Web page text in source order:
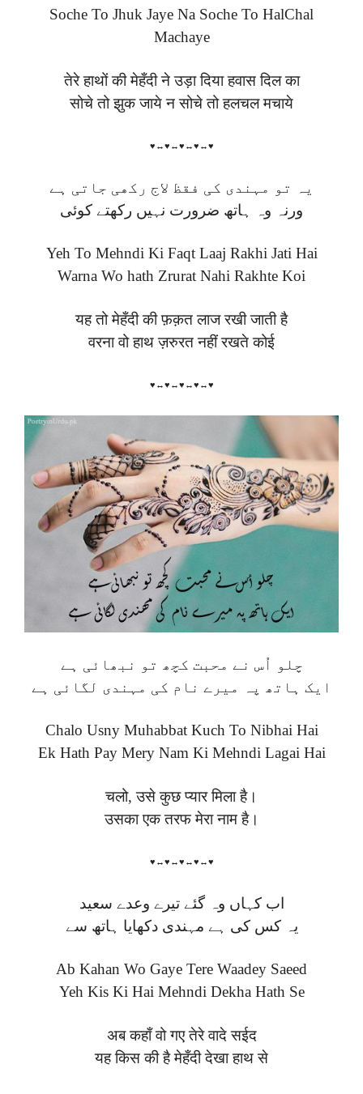
Soche To Jhuk Jaye Na Soche To HalChal
Machaye
तेरे हाथों की मेहँदी ने उड़ा दिया हवास दिल का
सोचे तो झुक जाये न सोचे तो हलचल मचाये
♥↔♥↔♥↔♥↔♥
یہ تو مہندی کی فقظ لاج رکھی جاتی ہے
ورنہ وہ ہاتھ ضرورت نہیں رکھتے کوئی
Yeh To Mehndi Ki Faqt Laaj Rakhi Jati Hai
Warna Wo hath Zrurat Nahi Rakhte Koi
यह तो मेहँदी की फ़क़त लाज रखी जाती है
वरना वो हाथ ज़रुरत नहीं रखते कोई
♥↔♥↔♥↔♥↔♥
چلو اُس نے محبت کچھ تو نبھائی ہے
ایک ہاتھ پہ میرے نام کی مہندی لگائی ہے
Chalo Usny Muhabbat Kuch To Nibhai Hai
Ek Hath Pay Mery Nam Ki Mehndi Lagai Hai
चलो, उसे कुछ प्यार मिला है।
उसका एक तरफ मेरा नाम है।
♥↔♥↔♥↔♥↔♥
اب کہاں وہ گئے تیرے وعدے سعید
یہ کس کی ہے مہندی دکھایا ہاتھ سے
Ab Kahan Wo Gaye Tere Waadey Saeed
Yeh Kis Ki Hai Mehndi Dekha Hath Se
अब कहाँ वो गए तेरे वादे सईद
यह किस की है मेहँदी देखा हाथ से